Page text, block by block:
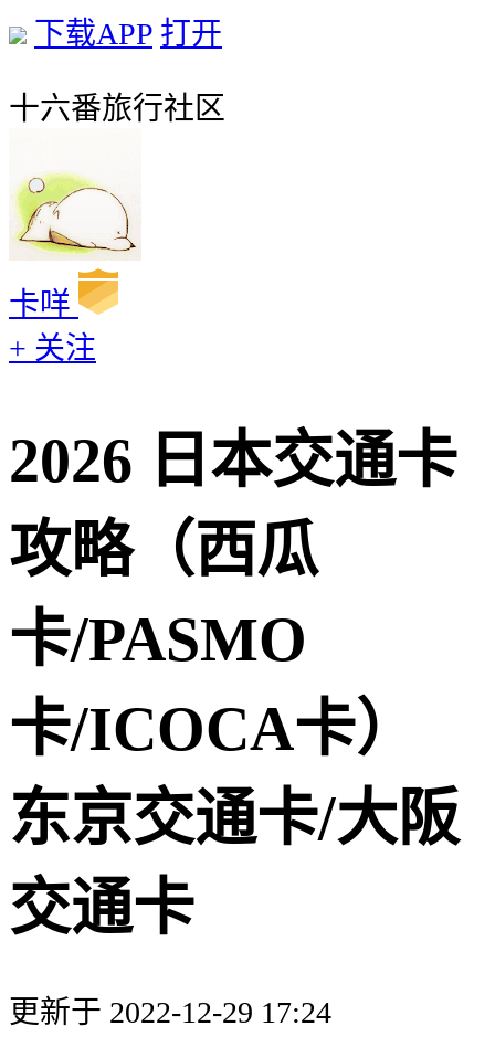
下载APP 打开
十六番旅行社区
卡咩
+ 关注
2026 日本交通卡
攻略（西瓜
卡/PASMO
卡/ICOCA卡）
东京交通卡/大阪
交通卡
更新于 2022-12-29 17:24